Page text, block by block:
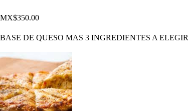
MX$350.00
BASE DE QUESO MAS 3 INGREDIENTES A ELEGIR